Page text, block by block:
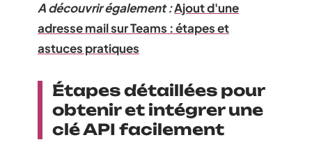
A découvrir également :Ajout d'une
adresse mail sur Teams : étapes et
astuces pratiques
Étapes détaillées pour
obtenir et intégrer une
clé API facilement